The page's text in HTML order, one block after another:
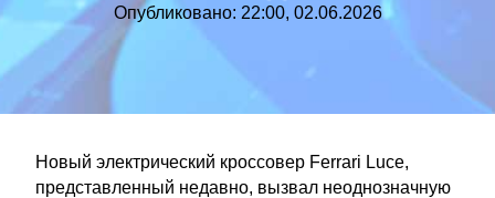
Опубликовано: 22:00, 02.06.2026
Новый электрический кроссовер Ferrari Luce,
представленный недавно, вызвал неоднозначную
Правила »
Контакт»